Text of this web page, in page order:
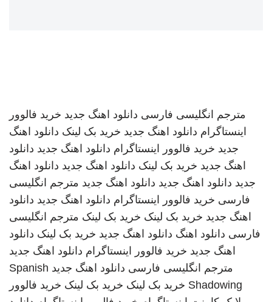
مترجم انگلیسی فارسی دانلود اهنگ جدید خرید فالوور
اینستاگرام دانلود اهنگ جدید خرید بک لینک دانلود اهنگ
جدید خرید فالوور اینستاگرام دانلود اهنگ جدید دانلود
اهنگ جدید خرید بک لینک دانلود اهنگ جدید دانلود اهنگ
جدید دانلود اهنگ جدید دانلود اهنگ جدید مترجم انگلیسی
فارسی خرید فالوور اینستاگرام دانلود اهنگ جدید دانلود
اهنگ جدید خرید بک لینک خرید بک لینک مترجم انگلیسی
فارسی دانلود اهنگ دانلود اهنگ جدید خرید بک لینک دانلود
اهنگ جدید خرید فالوور اینستاگرام دانلود اهنگ جدید
مترجم انگلیسی فارسی دانلود اهنگ جدید Spanish
Shadowing خرید بک لینک خرید بک لینک خرید فالوور